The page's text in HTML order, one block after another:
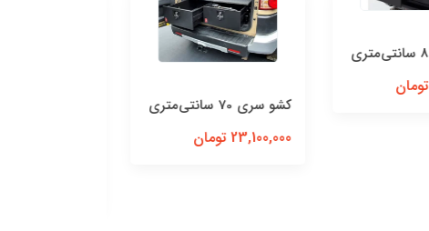
سوپر کنوپی هایلوکس